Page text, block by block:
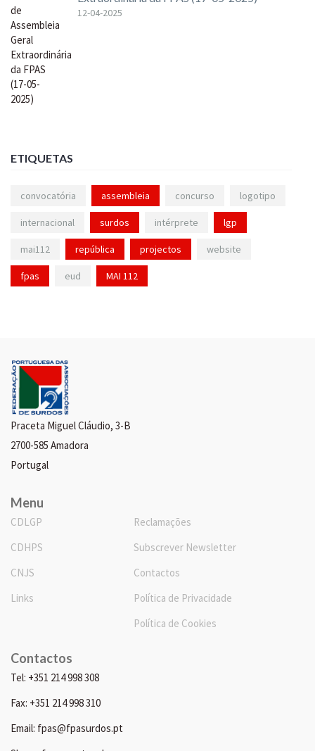
12-04-2025
ETIQUETAS
convocatória assembleia concurso logotipo
internacional surdos intérprete lgp
mai112 república projectos website
fpas eud MAI 112
Praceta Miguel Cláudio, 3-B
2700-585 Amadora
Portugal
Menu
CDLGP
CDHPS
CNJS
Links
Reclamações
Subscrever Newsletter
Contactos
Política de Privacidade
Política de Cookies
Contactos
Tel: +351 214 998 308
Fax: +351 214 998 310
Email: fpas@fpasurdos.pt